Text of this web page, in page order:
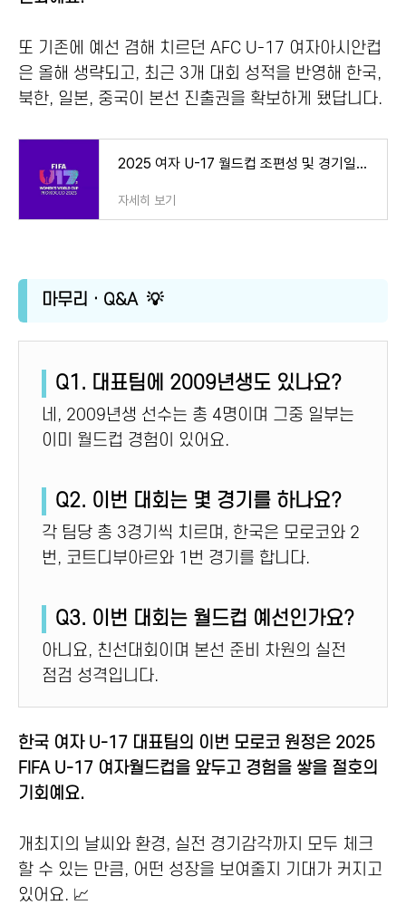
또 기존에 예선 겸해 치르던 AFC U-17 여자아시안컵
은 올해 생략되고, 최근 3개 대회 성적을 반영해 한국,
북한, 일본, 중국이 본선 진출권을 확보하게 됐답니다.
2025 여자 U-17 월드컵 조편성 및 경기일정 – 대한민국, 스페인·콜롬비아·코트디부아르와 E조 대
자세히 보기
마무리 · Q&A 💡
Q1. 대표팀에 2009년생도 있나요?
네, 2009년생 선수는 총 4명이며 그중 일부는
이미 월드컵 경험이 있어요.
Q2. 이번 대회는 몇 경기를 하나요?
각 팀당 총 3경기씩 치르며, 한국은 모로코와 2
번, 코트디부아르와 1번 경기를 합니다.
Q3. 이번 대회는 월드컵 예선인가요?
아니요, 친선대회이며 본선 준비 차원의 실전
점검 성격입니다.
한국 여자 U-17 대표팀의 이번 모로코 원정은 2025
FIFA U-17 여자월드컵을 앞두고 경험을 쌓을 절호의
기회예요.
개최지의 날씨와 환경, 실전 경기감각까지 모두 체크
할 수 있는 만큼, 어떤 성장을 보여줄지 기대가 커지고
있어요. 📈